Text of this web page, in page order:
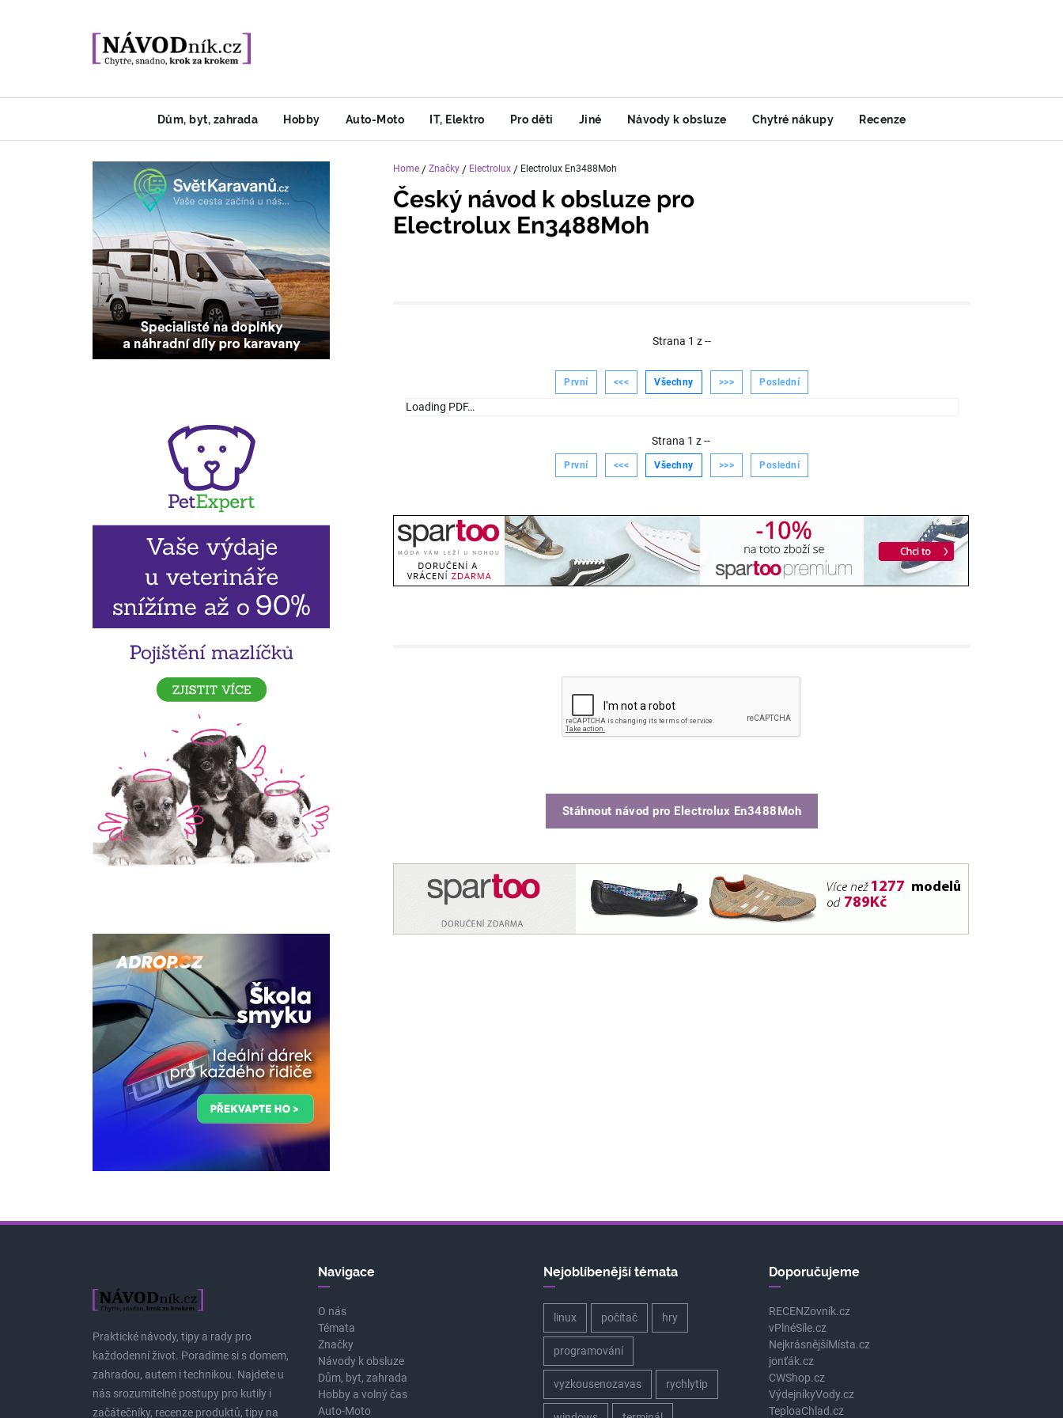
Dům, byt, zahrada Hobby Auto-Moto IT, Elektro Pro děti Jiné Návody k obsluze Chytré nákupy Recenze
Home / Značky / Electrolux / Electrolux En3488Moh
Český návod k obsluze pro
Electrolux En3488Moh
Strana 1 z--
První <<< Všechny >>> Poslední
Loading PDF…
Strana 1 z--
První <<< Všechny >>> Poslední
Stáhnout návod pro Electrolux En3488Moh
Praktické návody, tipy a rady pro
každodenní život. Poradíme si s domem,
zahradou, autem i technikou. Najdete u
nás srozumitelné postupy pro kutily i
začátečníky, recenze produktů, tipy na
Navigace
O nás
Témata
Značky
Návody k obsluze
Dům, byt, zahrada
Hobby a volný čas
Auto-Moto
Nejoblíbenější témata
linux počítač hry
programování
vyzkousenozavas rychlytip
Doporučujeme
RECENZovník.cz
vPlnéSíle.cz
NejkrásnějšíMísta.cz
jonťák.cz
CWShop.cz
VýdejníkyVody.cz
TeploaChlad.cz